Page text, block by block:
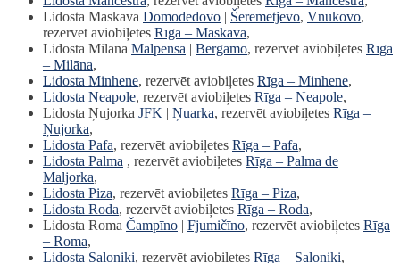
Lidosta Maskava Domodedovo Šeremetjevo, Vnukovo,
rezervēt aviobiļetes Rīga – Maskava,
Lidosta Milāna Malpensa Bergamo, rezervēt aviobiļetes Rīga
– Milāna,
Lidosta Minhene, rezervēt aviobiļetes Rīga – Minhene,
Lidosta Neapole, rezervēt aviobiļetes Rīga – Neapole,
Lidosta Ņujorka JFK Ņuarka, rezervēt aviobiļetes Rīga –
Ņujorka,
Lidosta Pafa, rezervēt aviobiļetes Rīga – Pafa,
Lidosta Palma , rezervēt aviobiļetes Rīga – Palma de
Maljorka,
Lidosta Piza, rezervēt aviobiļetes Rīga – Piza,
Lidosta Roda, rezervēt aviobiļetes Rīga – Roda,
Lidosta Roma Čampīno Fjumičīno, rezervēt aviobiļetes Rīga
– Roma,
Lidosta Saloniki, rezervēt aviobiļetes Rīga – Saloniki,